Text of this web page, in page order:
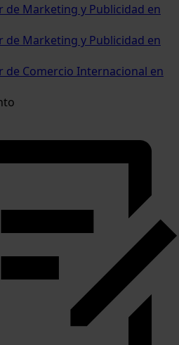
de Marketing y Publicidad en
de Marketing y Publicidad en
de Comercio Internacional en